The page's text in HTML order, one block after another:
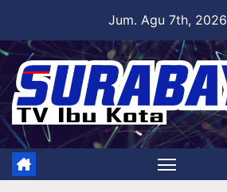
content
Jum. Agu 7th, 2026